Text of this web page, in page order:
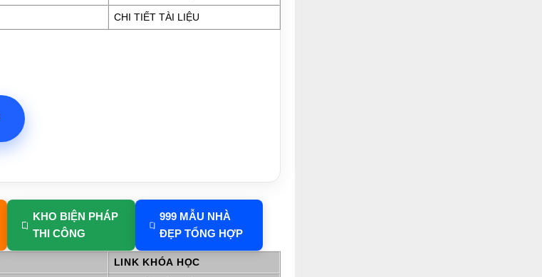
CHI TIẾT TÀI LIỆU
KHO BIỆN PHÁP
THI CÔNG
999 MẪU NHÀ
ĐẸP TỔNG HỢP
LINK KHÓA HỌC